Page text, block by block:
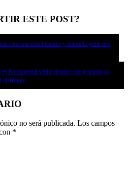
ESTE POST?
en el que más tocamos y donde la gente nos
fundamental sentir siempre que te queda un
disfrutar»
no será publicada. Los campos
*